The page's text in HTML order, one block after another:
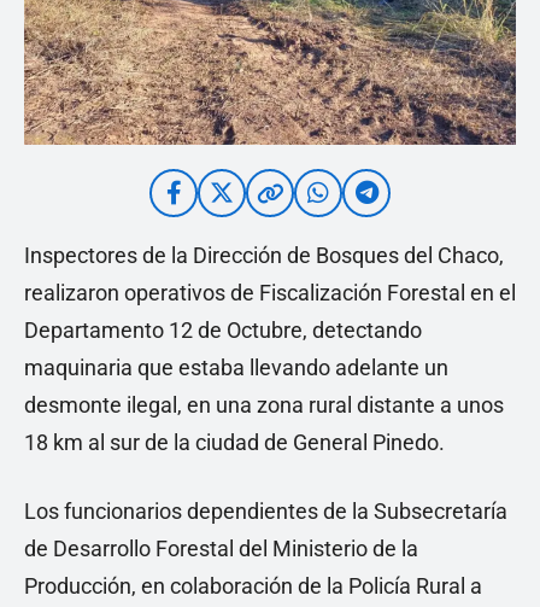
Inspectores de la Dirección de Bosques del Chaco,
realizaron operativos de Fiscalización Forestal en el
Departamento 12 de Octubre, detectando
maquinaria que estaba llevando adelante un
desmonte ilegal, en una zona rural distante a unos
18 km al sur de la ciudad de General Pinedo.
Los funcionarios dependientes de la Subsecretaría
de Desarrollo Forestal del Ministerio de la
Producción, en colaboración de la Policía Rural a